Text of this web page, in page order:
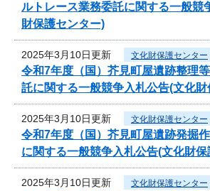
ルトレース業務委託に関する一般競
財保護センター)
2025年3月10日更新 文化財保護センター
令和7年度（国）芥見町屋遺跡整理
託に関する一般競争入札公告(文化
2025年3月10日更新 文化財保護センター
令和7年度（国）芥見町屋遺跡発掘
に関する一般競争入札公告(文化財
2025年3月10日更新 文化財保護センター